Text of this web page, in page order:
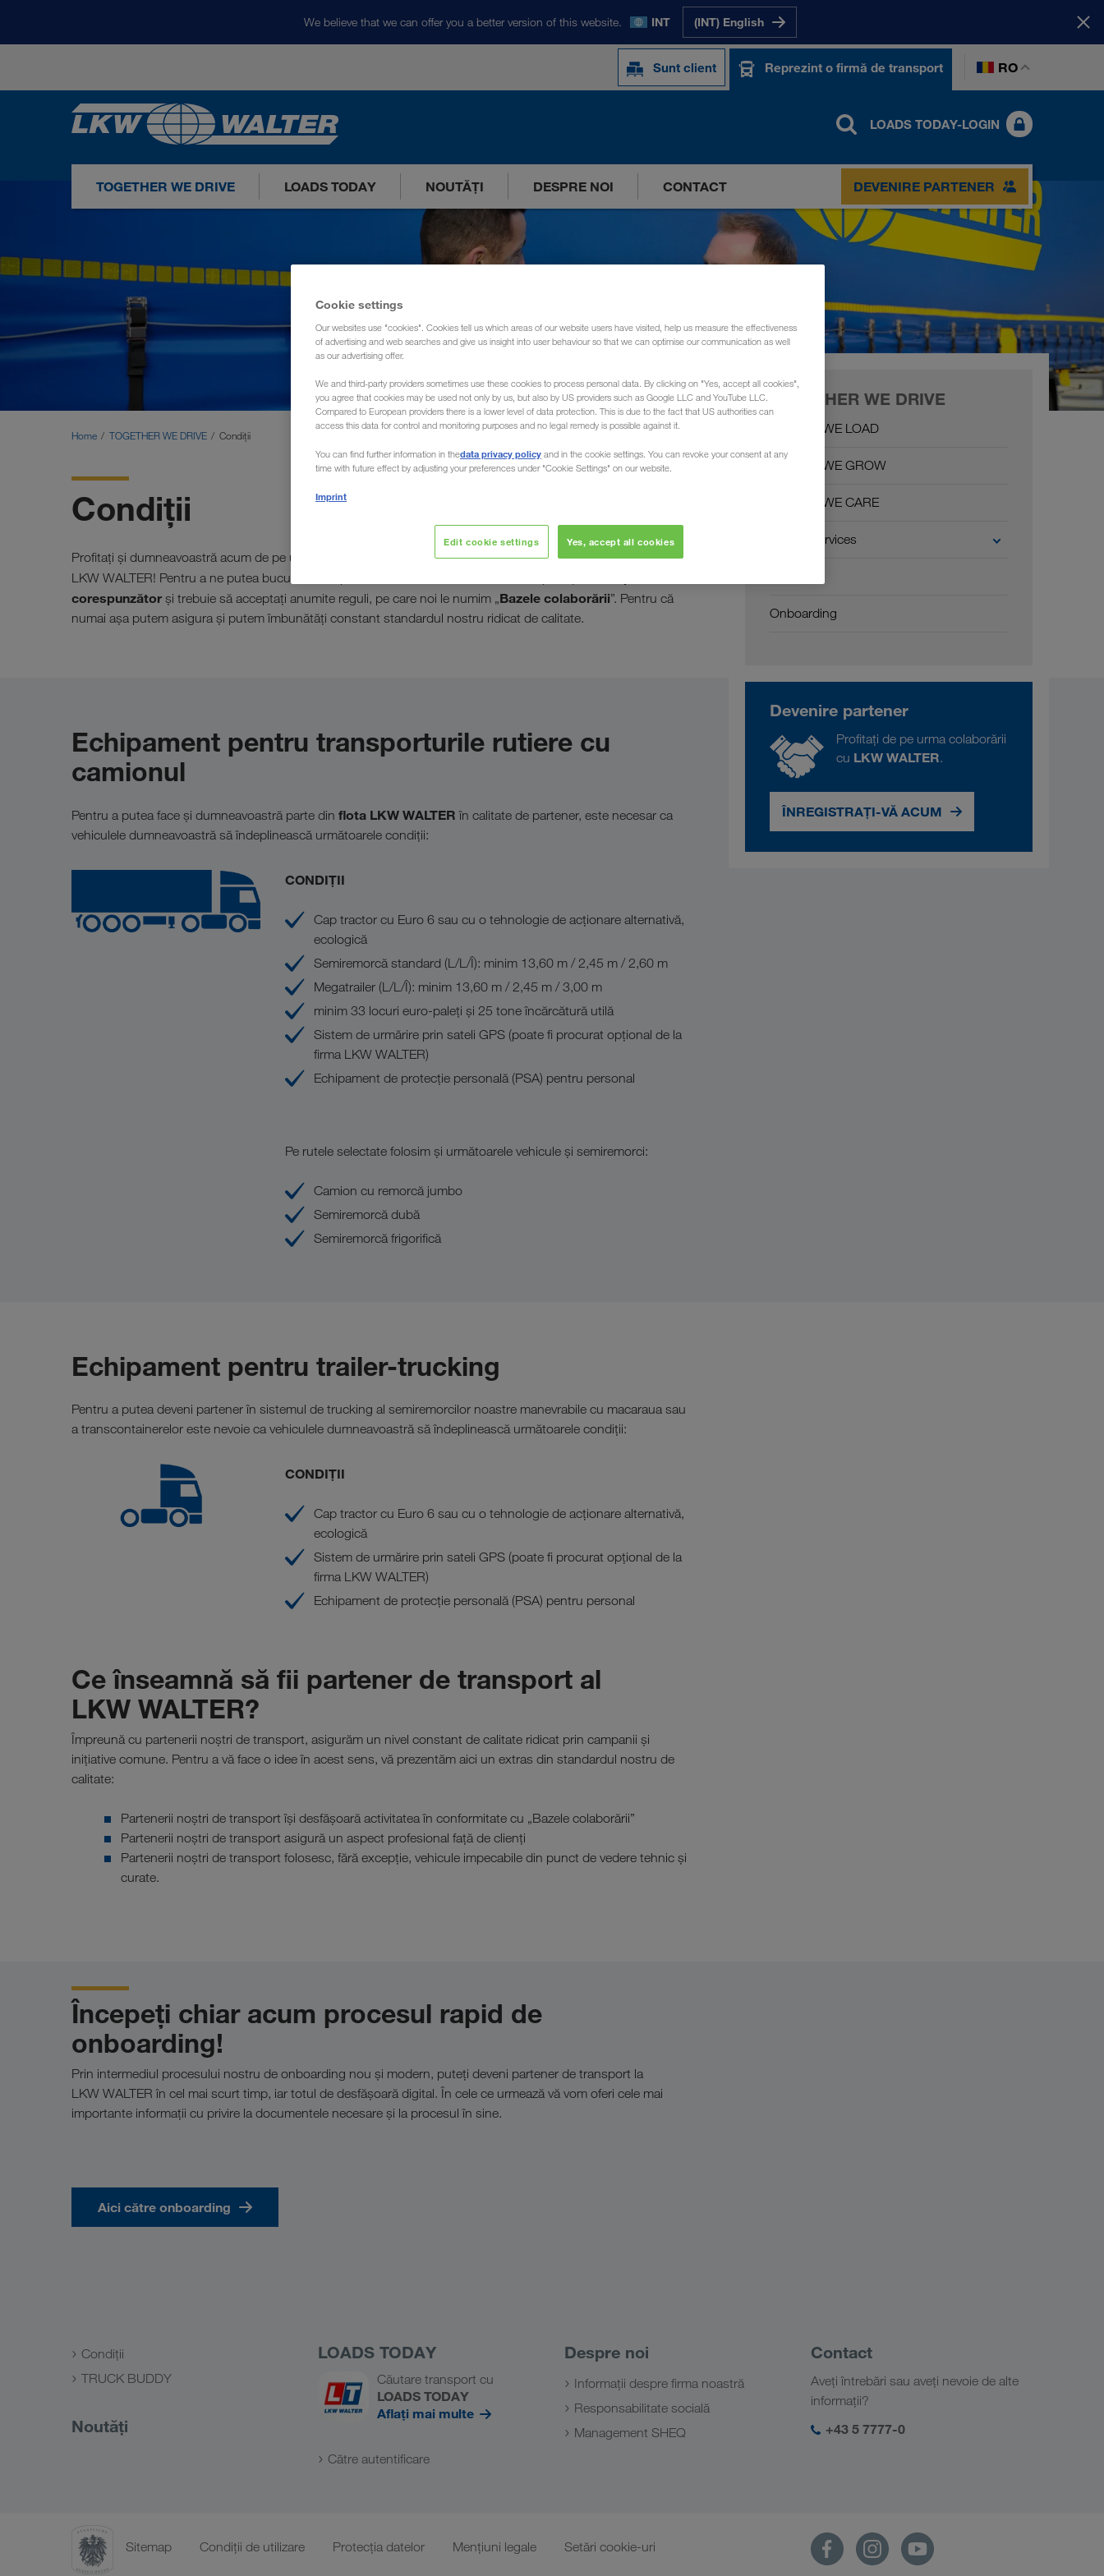
We believe that we can offer you a better version of this website. INT (INT) English
Sunt client Reprezint o firmă de transport RO
LOADS TODAY-LOGIN
TOGETHER WE DRIVE LOADS TODAY NOUTĂȚI DESPRE NOI CONTACT DEVENIRE PARTENER
Home TOGETHER WE DRIVE Condiții
Condiții
Profitați și dumneavoastră acum de pe urma posibilităților de activitate, de garanțile și avantajele
LKW WALTER! Pentru a ne putea bucura de un parteneriat de succes, trebuie să dispuneți de
corespunzător și trebuie să acceptați anumite reguli, pe care noi le numim „Bazele colaborării”. Pentru că
numai așa putem asigura și putem îmbunătăți constant standardul nostru ridicat de calitate.
Echipament pentru transporturile rutiere cu
camionul
Pentru a putea face și dumneavoastră parte din flota LKW WALTERîn calitate de partener, este necesar ca
vehiculele dumneavoastră să îndeplinească următoarele condiții:
CONDIȚII
Cap tractor cu Euro 6 sau cu o tehnologie de acționare alternativă,
ecologică
Semiremorcă standard (L/L/Î): minim 13,60 m / 2,45 m / 2,60 m
Megatrailer (L/L/Î): minim 13,60 m / 2,45 m / 3,00 m
minim 33 locuri euro-paleți și 25 tone încărcătură utilă
Sistem de urmărire prin sateli GPS (poate fi procurat opțional de la
firma LKW WALTER)
Echipament de protecție personală (PSA) pentru personal
Pe rutele selectate folosim și următoarele vehicule și semiremorci:
Camion cu remorcă jumbo
Semiremorcă dubă
Semiremorcă frigorifică
Echipament pentru trailer-trucking
Pentru a putea deveni partener în sistemul de trucking al semiremorcilor noastre manevrabile cu macaraua sau
a transcontainerelor este nevoie ca vehiculele dumneavoastră să îndeplinească următoarele condiții:
CONDIȚII
Cap tractor cu Euro 6 sau cu o tehnologie de acționare alternativă,
ecologică
Sistem de urmărire prin sateli GPS (poate fi procurat opțional de la
firma LKW WALTER)
Echipament de protecție personală (PSA) pentru personal
Ce înseamnă să fii partener de transport al
LKW WALTER?
Împreună cu partenerii noștri de transport, asigurăm un nivel constant de calitate ridicat prin campanii și
inițiative comune. Pentru a vă face o idee în acest sens, vă prezentăm aici un extras din standardul nostru de
calitate:
Partenerii noștri de transport își desfășoară activitatea în conformitate cu „Bazele colaborării”
Partenerii noștri de transport asigură un aspect profesional față de clienți
Partenerii noștri de transport folosesc, fără excepție, vehicule impecabile din punct de vedere tehnic și
curate.
Începeți chiar acum procesul rapid de
onboarding!
Prin intermediul procesului nostru de onboarding nou și modern, puteți deveni partener de transport la
LKW WALTER în cel mai scurt timp, iar totul de desfășoară digital. În cele ce urmează vă vom oferi cele mai
importante informații cu privire la documentele necesare și la procesul în sine.
Aici către onboarding
TOGETHER WE DRIVE
Together WE LOAD
Together WE GROW
Together WE CARE
Carrier Services
Onboarding
Devenire partener
Profitați de pe urma colaborării
cu LKW WALTER.
ÎNREGISTRAȚI-VĂ ACUM
Condiții
TRUCK BUDDY
Noutăți
LOADS TODAY
Căutare transport cu
LOADS TODAY
Aflați mai multe
Către autentificare
Despre noi
Informații despre firma noastră
Responsabilitate socială
Management SHEQ
Contact
Aveți întrebări sau aveți nevoie de alte
informații?
+43 5 7777-0
Sitemap Condiții de utilizare Protecţia datelor Mențiuni legale Setări cookie-uri
Cookie settings
Our websites use "cookies". Cookies tell us which areas of our website users have visited, help us measure the effectiveness
of advertising and web searches and give us insight into user behaviour so that we can optimise our communication as well
as our advertising offer.
We and third-party providers sometimes use these cookies to process personal data. By clicking on "Yes, accept all cookies",
you agree that cookies may be used not only by us, but also by US providers such as Google LLC and YouTube LLC.
Compared to European providers there is a lower level of data protection. This is due to the fact that US authorities can
access this data for control and monitoring purposes and no legal remedy is possible against it.
You can find further information in thedata privacy policy and in the cookie settings. You can revoke your consent at any
time with future effect by adjusting your preferences under "Cookie Settings" on our website.
Imprint
Edit cookie settings Yes, accept all cookies